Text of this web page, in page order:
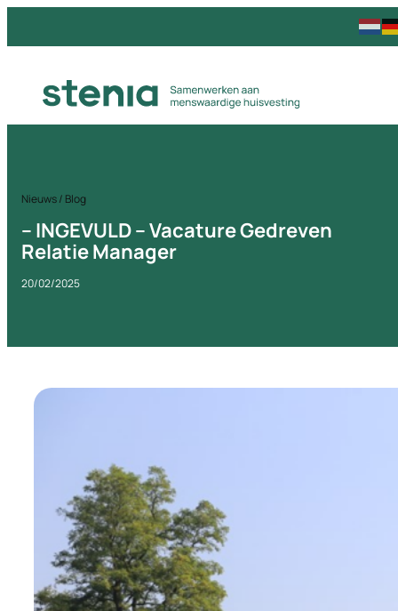
Nieuws / Blog
– INGEVULD – Vacature Gedreven
Relatie Manager
20/02/2025